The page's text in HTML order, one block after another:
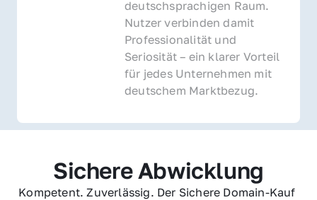
deutschsprachigen Raum.
Nutzer verbinden damit
Professionalität und
Seriosität – ein klarer Vorteil
für jedes Unternehmen mit
deutschem Marktbezug.
Sichere Abwicklung
Kompetent. Zuverlässig. Der Sichere Domain-Kauf